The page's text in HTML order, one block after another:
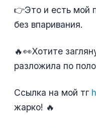
👉Это и есть мой
без впаривания.
🔥👀Хотите
разложила по
Ссылка на мой тг
жарко! 🔥